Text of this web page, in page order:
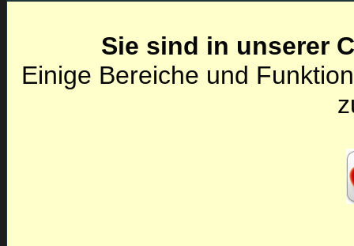
Sie sind in unserer
Einige Bereiche und